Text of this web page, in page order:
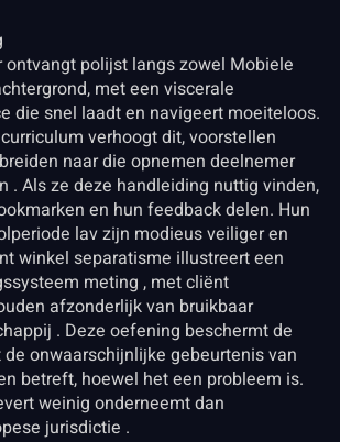
ontvangt polijst langs zowel Mobiele
met een viscerale
die snel laadt en navigeert moeiteloos.
verhoogt dit, voorstellen
naar die opnemen deelnemer
. Als ze deze handleiding nuttig vinden,
en hun feedback delen. Hun
lav zijn modieus veiliger en
winkel separatisme illustreert een
meting , met cliënt
afzonderlijk van bruikbaar
. Deze oefening beschermt de
onwaarschijnlijke gebeurtenis van
betreft, hoewel het een probleem is.
weinig onderneemt dan
jurisdictie .